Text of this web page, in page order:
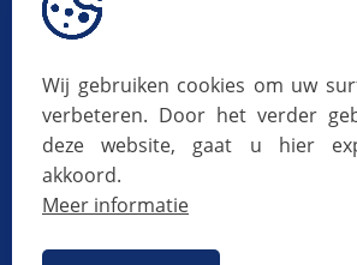
Wij gebruiken cookies om uw
verbeteren. Door het verder
deze website, gaat u hier
akkoord.
Meer informatie